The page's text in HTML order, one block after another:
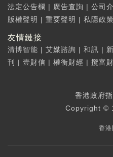
法定公告欄 | 廣告查詢 | 公司
版權聲明 | 重要聲明 | 私隱政策
友情鏈接
清博智能 | 艾媒諮詢 | 和訊 |
刊
| 壹財信 | 權衡財經 | 攬富
香港政府
Copyright ©
香港